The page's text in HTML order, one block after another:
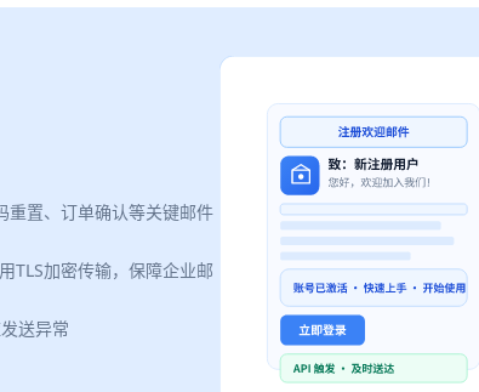
重置、订单确认等关键邮件
TLS加密传输，保障企业邮
送异常